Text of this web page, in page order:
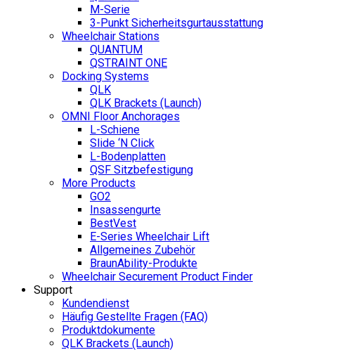
M-Serie
3-Punkt Sicherheitsgurtausstattung
Wheelchair Stations
QUANTUM
QSTRAINT ONE
Docking Systems
QLK
QLK Brackets (Launch)
OMNI Floor Anchorages
L-Schiene
Slide ‘N Click
L-Bodenplatten
QSF Sitzbefestigung
More Products
GO2
Insassengurte
BestVest
E-Series Wheelchair Lift
Allgemeines Zubehör
BraunAbility-Produkte
Wheelchair Securement Product Finder
Support
Kundendienst
Häufig Gestellte Fragen (FAQ)
Produktdokumente
QLK Brackets (Launch)